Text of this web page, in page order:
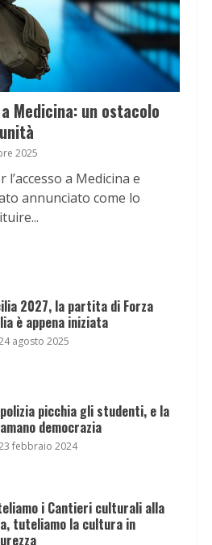
Medicina: un ostacolo
2025
a Medicina e
annunciato come lo
2027, la partita di Forza
è appena iniziata
agosto 2025
picchia gli studenti, e la
democrazia
febbraio 2024
i Cantieri culturali alla
tuteliamo la cultura in